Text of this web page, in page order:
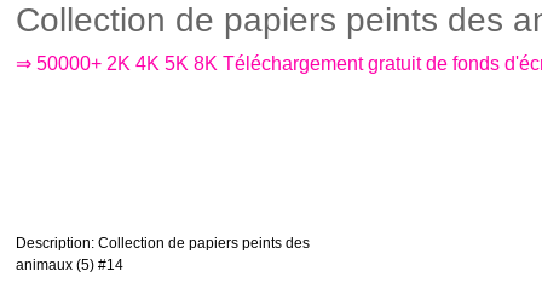
Collection de papiers peints des
⇒ 50000+ 2K 4K 5K 8K Téléchargement gratuit de fonds
Description: Collection de papiers peints des
animaux (5) #14